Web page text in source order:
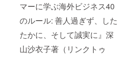
マーに学ぶ海外ビジネス40
のルール: 善人過ぎず、した
たかに、そして誠実に』深
山沙衣子著（リンクトゥ